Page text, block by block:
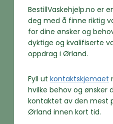
BestillVaskehjelp.no er
deg med å finne riktig
for dine ønsker og
dyktige og kvalifiserte
oppdrag i Ørland.
Fyll ut kontaktskjemaet
hvilke behov og ønsker
kontaktet av den mest
Ørland innen kort tid.